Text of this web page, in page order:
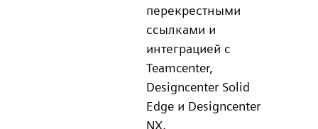
перекрестными
ссылками и
интеграцией с
Teamcenter,
Designcenter Solid
Edge и Designcenter
NX.